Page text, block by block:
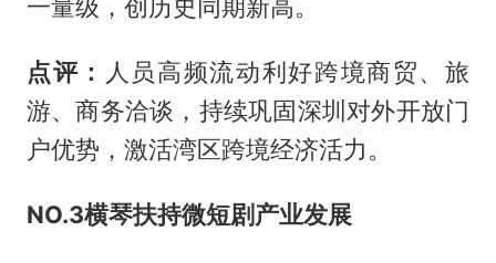
一量级，创历史同期新高。
点评：
人员高频流动利好跨境商贸、旅
游、商务洽谈，持续巩固深圳对外开放门
户优势，激活湾区跨境经济活力。
NO.3横琴扶持微短剧产业发展